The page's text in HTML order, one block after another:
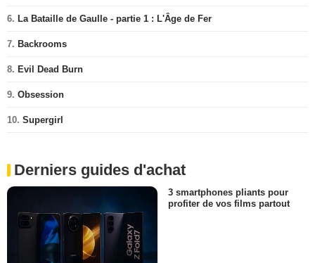
6. La Bataille de Gaulle - partie 1 : L'Âge de Fer
7. Backrooms
8. Evil Dead Burn
9. Obsession
10. Supergirl
Derniers guides d'achat
3 smartphones pliants pour
profiter de vos films partout